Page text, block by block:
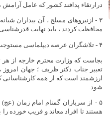
درارتقاء پدافند کشور که عامل
۳ - ازنیروهای مسلح ، آن بیداران
محافظت کردند ، باید نهایت قدرشناسی
۴ - تلاشگران عرصه دیپلماسی مستوجب قدردانی هستند.
بجاست که وزارت محترم خارجه از هر
تعبیر جناب دکتر ظریف ؛ جهان
ارزشمند است که از همه کارشناسانی
شود.
۵ - از سربازان گمنام امام زمان
هستند تا افراد معاند و فریب خورده را